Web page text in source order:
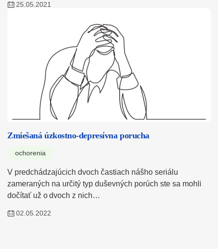
25.05.2021
Zmiešaná úzkostno-depresívna porucha
ochorenia
V predchádzajúcich dvoch častiach nášho seriálu
zameraných na určitý typ duševných porúch ste sa mohli
dočítať už o dvoch z nich…
02.05.2022